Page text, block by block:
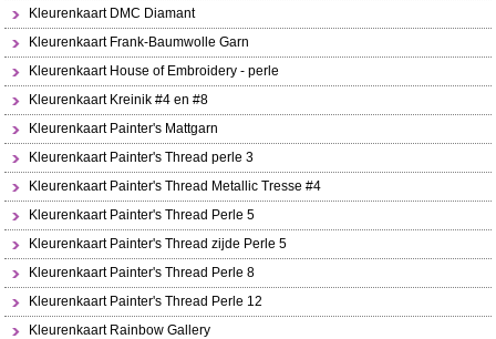
Kleurenkaart DMC Diamant
Kleurenkaart Frank-Baumwolle Garn
Kleurenkaart House of Embroidery - perle
Kleurenkaart Kreinik #4 en #8
Kleurenkaart Painter's Mattgarn
Kleurenkaart Painter's Thread perle 3
Kleurenkaart Painter's Thread Metallic Tresse #4
Kleurenkaart Painter's Thread Perle 5
Kleurenkaart Painter's Thread zijde Perle 5
Kleurenkaart Painter's Thread Perle 8
Kleurenkaart Painter's Thread Perle 12
Kleurenkaart Rainbow Gallery